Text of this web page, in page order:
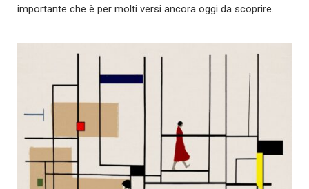
importante che è per molti versi ancora oggi da scoprire.